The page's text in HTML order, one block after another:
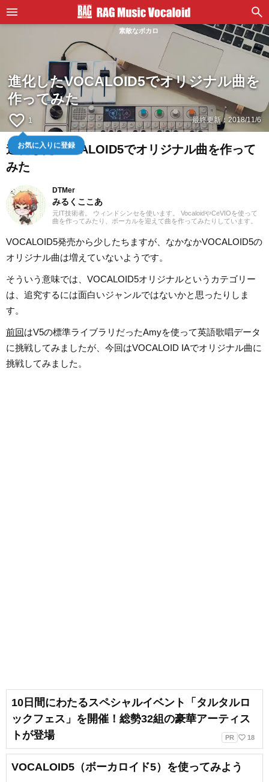
素敵なボカロ
進化したVOCALOID5でオリジナル曲を
作ってみた
favorite_border 1
お気に入りに登録
最終更新： 2018/11/6
進化したVOCALOID5でオリジナル曲を作って
みた
DTMer
みるくここあ
元IT技術者。 ウィンドシンセを使います。 VocaloidやCeVIOを使って
曲を作ってみたり、ボーカルを迎えて曲を作ってみたりしています。
Vocaloidに出会い、その変遷に付き合っていくうちに深みに嵌っていた
ただの音楽好きです。 Vocaloid 2 MegupoidとVocaloid 3 IA、そして
CeVIO Creative StudioのONEを使用しています。
VOCALOID5発売から少したちますが、なかなかVOCALOID5の
オリジナル曲は増えていないようです。
そういう意味では、VOCALOID5オリジナルというカテゴリー
は、追究するには面白いジャンルではないかと思ったりしま
す。
前回はV5の標準ライブラリだったAmyを使って英語歌唱データ
に挑戦してみましたが、今回はVOCALOID IAでオリジナル曲に
挑戦してみました。
10日間にわたるスペシャルイベント「タルタルロ
ックフェス」を開催！総勢32組の豪華アーティス
トが登場
PR favorite_border 18
VOCALOID5（ボーカロイド5）を使ってみよう